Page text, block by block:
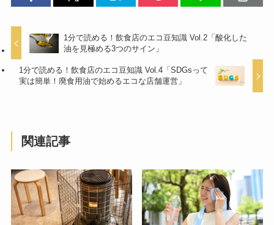
1分で読める！飲食店のエコ豆知識 Vol.2「酸化した
油を見極める3つのサイン」
1分で読める！飲食店のエコ豆知識 Vol.4「SDGsって
実は簡単！廃食用油で始めるエコな店舗運営」
関連記事